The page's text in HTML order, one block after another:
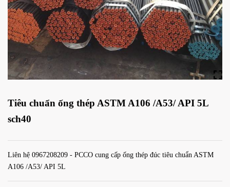
Tiêu chuẩn ống thép ASTM A106 /A53/ API 5L
sch40
Liên hệ 0967208209 - PCCO cung cấp ống thép đúc tiêu chuẩn ASTM
A106 /A53/ API 5L